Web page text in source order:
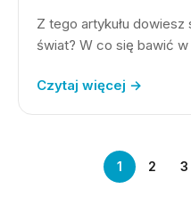
Z tego artykułu
świat? W co się bawić
Czytaj więcej →
1 2 3